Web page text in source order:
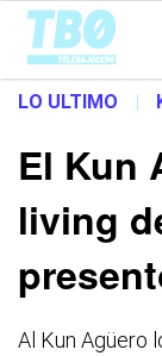
Cargando...
LO ULTIMO |
El Kun
living
Al Kun Agüero